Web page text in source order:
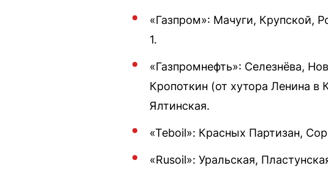
«Газпром»: Мачуги, Крупской,
1.
«Газпромнефть»: Селезнёва,
Кропоткин (от хутора Ленина
Ялтинская.
«Teboil»: Красных Партизан,
«Rusoil»: Уральская,